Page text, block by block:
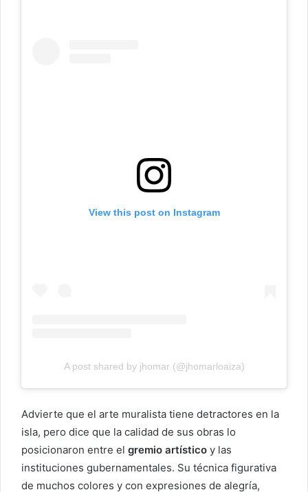
View this post on Instagram
A post shared by jhomar (@jhomarloaiza)
Advierte que el arte muralista tiene detractores en la
isla, pero dice que la calidad de sus obras lo
posicionaron entre el gremio artístico y las
instituciones gubernamentales. Su técnica figurativa
de muchos colores y con expresiones de alegría,